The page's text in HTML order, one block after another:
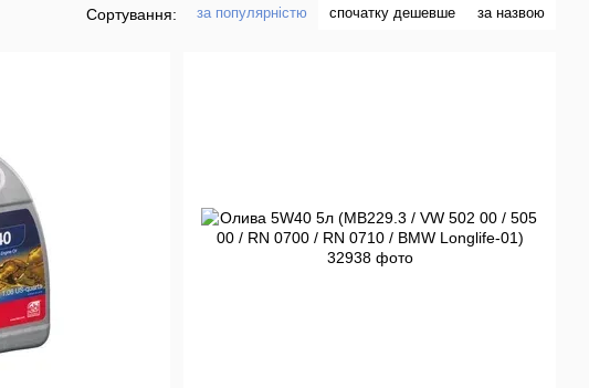
Сортування: за популярністю спочатку дешевше за назвою